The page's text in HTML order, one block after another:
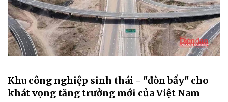
Khu công nghiệp sinh thái - "đòn bẩy" cho
khát vọng tăng trưởng mới của Việt Nam